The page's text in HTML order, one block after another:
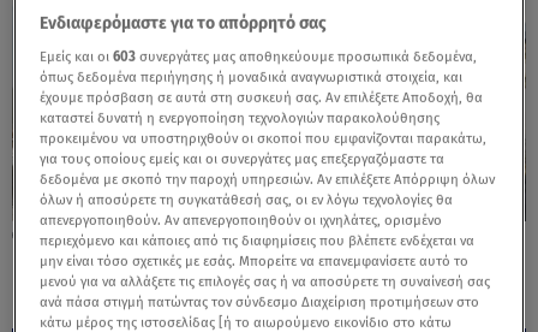
10.03.26, 15:12
Dacia Striker: Αυτό είναι το νέο μοντέλο
Ενδιαφερόμαστε για το απόρρητό σας
Εμείς και οι603 συνεργάτες μας αποθηκεύουμε προσωπικά δεδομένα,
όπως δεδομένα περιήγησης ή μοναδικά αναγνωριστικά στοιχεία, και
έχουμε πρόσβαση σε αυτά στη συσκευή σας. Αν επιλέξετε Αποδοχή, θα
καταστεί δυνατή η ενεργοποίηση τεχνολογιών παρακολούθησης
προκειμένου να υποστηριχθούν οι σκοποί που εμφανίζονται παρακάτω,
για τους οποίους εμείς και οι συνεργάτες μας επεξεργαζόμαστε τα
δεδομένα με σκοπό την παροχή υπηρεσιών. Αν επιλέξετε Απόρριψη όλων
όλων ή αποσύρετε τη συγκατάθεσή σας, οι εν λόγω τεχνολογίες θα
απενεργοποιηθούν. Αν απενεργοποιηθούν οι ιχνηλάτες, ορισμένο
περιεχόμενο και κάποιες από τις διαφημίσεις που βλέπετε ενδέχεται να
μην είναι τόσο σχετικές με εσάς. Μπορείτε να επανεμφανίσετε αυτό το
μενού για να αλλάξετε τις επιλογές σας ή να αποσύρετε τη συναίνεσή σας
ανά πάσα στιγμή πατώντας τον σύνδεσμο Διαχείριση προτιμήσεων στο
κάτω μέρος της ιστοσελίδας [ή το αιωρούμενο εικονίδιο στο κάτω